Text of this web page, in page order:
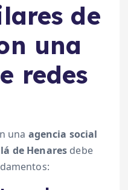
de
una
redes
una agencia social
de Henares debe